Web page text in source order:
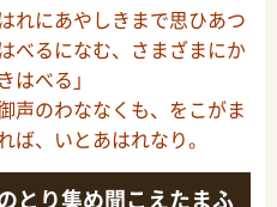
れにあやしきまで思ひあつ
べるになむ、さまざまにか
はべる」
声のわななくも、をこがま
ば、いとあはれなり。
とり集め聞こえたまふ